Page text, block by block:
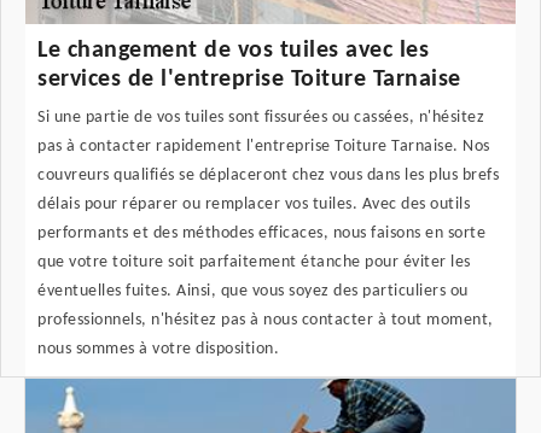
Le changement de vos tuiles avec les
services de l'entreprise Toiture Tarnaise
Si une partie de vos tuiles sont fissurées ou cassées, n'hésitez
pas à contacter rapidement l'entreprise Toiture Tarnaise. Nos
couvreurs qualifiés se déplaceront chez vous dans les plus brefs
délais pour réparer ou remplacer vos tuiles. Avec des outils
performants et des méthodes efficaces, nous faisons en sorte
que votre toiture soit parfaitement étanche pour éviter les
éventuelles fuites. Ainsi, que vous soyez des particuliers ou
professionnels, n'hésitez pas à nous contacter à tout moment,
nous sommes à votre disposition.